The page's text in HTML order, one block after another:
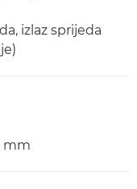
izlaz sprijeda
mm